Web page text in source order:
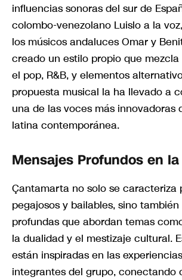
influencias sonoras del sur de
colombo-venezolano Luislo a la
los músicos andaluces Omar y
creado un estilo propio que
el pop, R&B, y elementos
propuesta musical la ha llevado a
una de las voces más innovadoras
latina contemporánea.
Mensajes Profundos en
Çantamarta no solo se caracteriza
pegajosos y bailables, sino
profundas que abordan temas
la dualidad y el mestizaje cultural.
están inspiradas en las
integrantes del grupo, conectando